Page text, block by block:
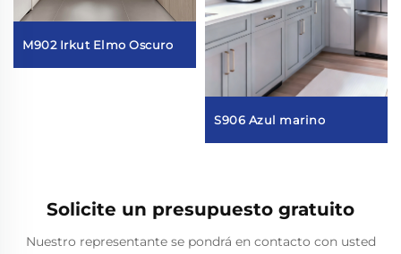
M902 Irkut Elmo Oscuro
S906 Azul marino
Solicite un presupuesto gratuito
Nuestro representante se pondrá en contacto con usted